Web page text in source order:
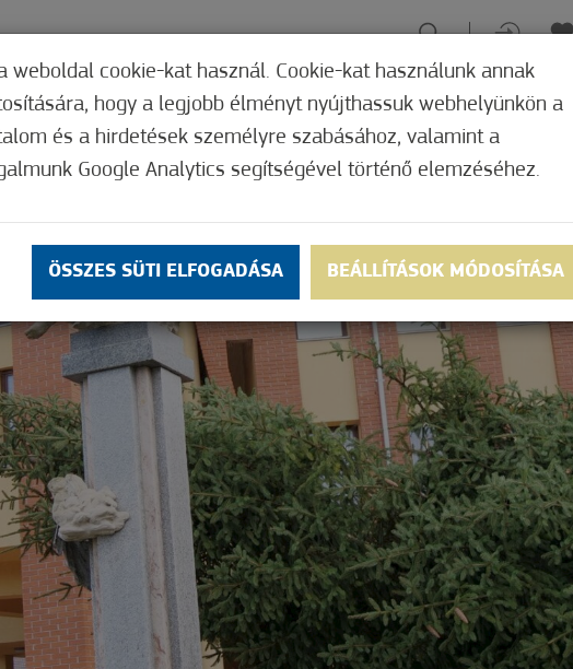
ÉLMÉNYSZERZÉS ZÖLD FÓKUSZ GYÓGYHELY MERRE, MIVEL
weboldal cookie-kat használ. Cookie-kat használunk annak
hogy a legjobb élményt nyújthassuk webhelyünkön a
és a hirdetések személyre szabásához, valamint a
Google Analytics segítségével történő elemzéséhez.
ÖSSZES SÜTI ELFOGADÁSA BEÁLLÍTÁSOK MÓDOSÍTÁSA